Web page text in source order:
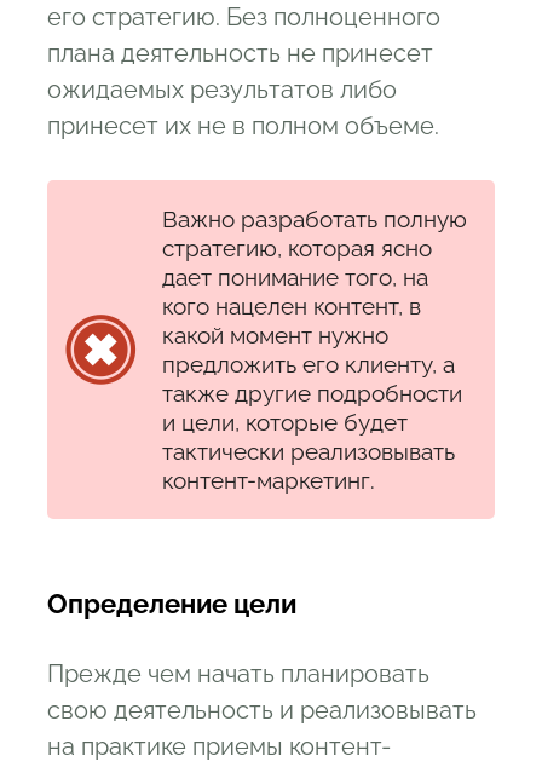
его стратегию. Без полноценного
плана деятельность не принесет
ожидаемых результатов либо
принесет их не в полном объеме.
Важно разработать полную
стратегию, которая ясно
дает понимание того, на
кого нацелен контент, в
какой момент нужно
предложить его клиенту, а
также другие подробности
и цели, которые будет
тактически реализовывать
контент-маркетинг.
Определение цели
Прежде чем начать планировать
свою деятельность и реализовывать
на практике приемы контент-